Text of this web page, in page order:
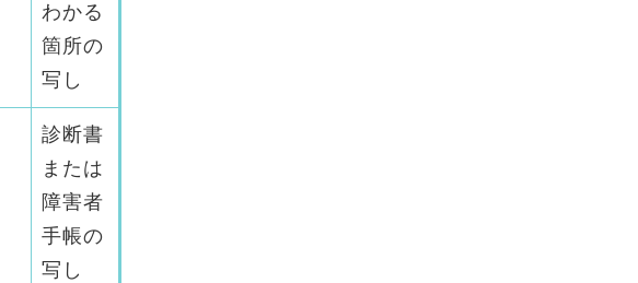
わかる
箇所の
写し
診断書
または
障害者
手帳の
写し